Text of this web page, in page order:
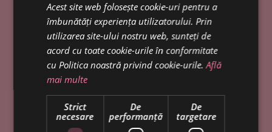
Acest site web folosește cookie-uri pentru a
îmbunătăți experiența utilizatorului. Prin
utilizarea site-ului nostru web, sunteți de
acord cu toate cookie-urile în conformitate
cu Politica noastră privind cookie-urile. Află
mai multe
Strict
necesare
De
performanță
De
targetare